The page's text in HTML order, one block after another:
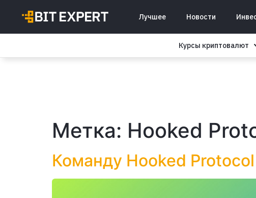
Лучшее Новости
Курсы криптовалют
Метка: Hooked
Команду Hooked